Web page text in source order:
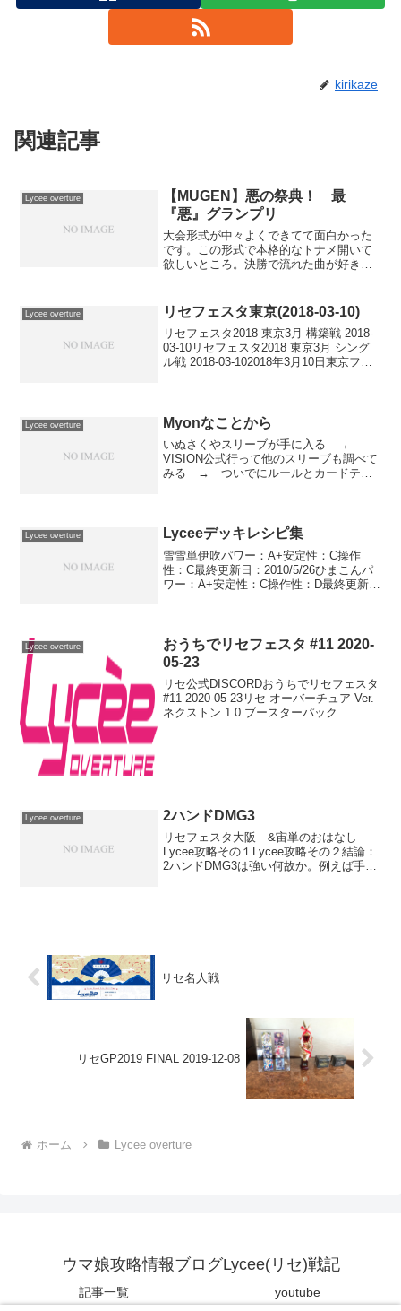
kirikaze
関連記事
Lycee overture
【MUGEN】悪の祭典！ 最
『悪』グランプリ
大会形式が中々よくできてて面白かった
です。この形式で本格的なトナメ開いて
欲しいところ。決勝で流れた曲が好きな
Lycee overture リセフェスタ東京(2018-03-10)
リセフェスタ2018 東京3月 構築戦 2018-
03-10リセフェスタ2018 東京3月 シング
ル戦 2018-03-102018年3月10日東京フェ
Lycee overture Myonなことから
いぬさくやスリーブが手に入る →
VISION公式行って他のスリーブも調べて
みる → ついでにルールとカードテキ
ず...
Lycee overture Lyceeデッキレシピ集
雪雪単伊吹パワー：A+安定性：C操作
性：C最終更新日：2010/5/26ひまこんパ
ワー：A+安定性：C操作性：D最終更新
Lycee overture
おうちでリセフェスタ #11 2020-
05-23
リセ公式DISCORDおうちでリセフェスタ
#11 2020-05-23リセ オーバーチュア Ver.
ネクストン 1.0 ブースターパック
Lycee overture 2ハンドDMG3
リセフェスタ大阪 &宙単のおはなし
Lycee攻略その１Lycee攻略その２結論：
2ハンドDMG3は強い何故か。例えば手札
リセ名人戦
リセGP2019 FINAL 2019-12-08
ホーム Lycee overture
ウマ娘攻略情報ブログLycee(リセ)戦記
記事一覧 youtube